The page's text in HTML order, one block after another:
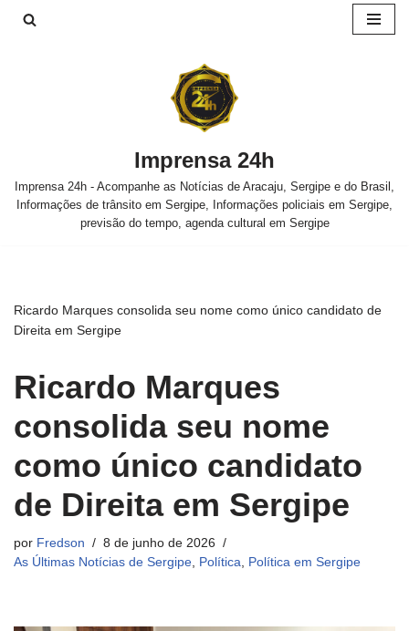
Imprensa 24h
Imprensa 24h - Acompanhe as Notícias de Aracaju, Sergipe e do Brasil,
Informações de trânsito em Sergipe, Informações policiais em Sergipe,
previsão do tempo, agenda cultural em Sergipe
Ricardo Marques consolida seu nome como único candidato de
Direita em Sergipe
Ricardo Marques
consolida seu nome
como único candidato
de Direita em Sergipe
por Fredson
8 de junho de 2026
As Últimas Notícias de Sergipe, Política, Política em Sergipe